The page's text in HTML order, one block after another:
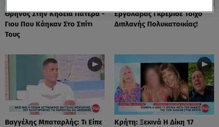
Θρήνος Στην Κηδεία Πατέρα -
Γιου Που Κάηκαν Στο Σπίτι
Τους
Εργολάβος Γκρέμισε Τοίχο
Διπλανής Πολυκατοικίας!
Βαγγέλης Μπαταρλής: Τι Είπε
Κρήτη: Ξεκινά Η Δίκη 17